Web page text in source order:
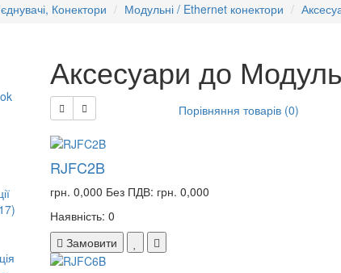
Конектори Модульні / Ethernet конектори
Аксесуари до
Порівняння товарів (0)
RJFC2B
грн. 0,000 Без ПДВ: грн. 0,000
Наявність: 0
Замовити